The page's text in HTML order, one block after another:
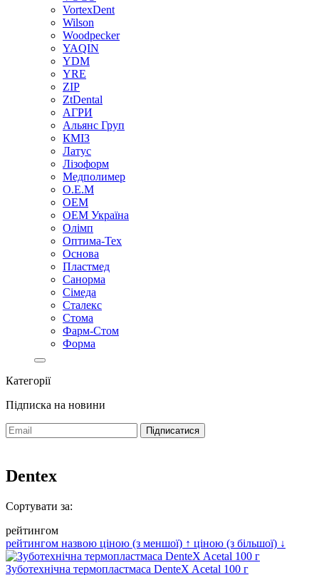
VortexDent
Wilson
Woodpecker
YAQIN
YDM
YRE
ZIP
ZtDental
АГРИ
Альянс Груп
КМІЗ
Латус
Лізоформ
Медполимер
О.Е.М
ОЕМ
ОЕМ Україна
Олімп
Оптима-Тех
Основа
Пластмед
Санорма
Сімеда
Сталекс
Стома
Фарм-Стом
Форма
Категорії
Підписка на новини
Dentex
Сортувати за:
рейтингом
рейтингом назвою ціною (з меншої) ↑ ціною (з більшої) ↓
Зуботехнічна термопластмаса DenteX Acetal 100 г